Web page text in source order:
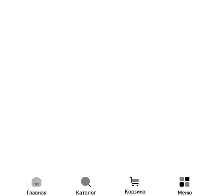
Главная Каталог Корзина Меню